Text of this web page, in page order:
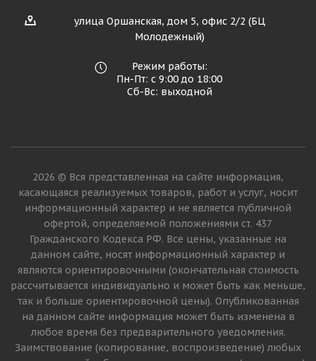
улица Оршанская, дом 5, офис 2/2 (БЦ
Молодежный)
Режим работы:
Пн-Пт: с 9:00 до 18:00
Сб-Вс: выходной
2026 © Вся представленная на сайте информация,
касающаяся реализуемых товаров, работ и услуг, носит
информационный характер и не является публичной
офертой, определяемой положениями ст. 437
Гражданского Кодекса РФ. Все цены, указанные на
данном сайте, носят информационный характер и
являются ориентировочными (окончательная стоимость
рассчитывается индивидуально и может быть как меньше,
так и больше ориентировочной цены). Опубликованная
на данном сайте информация может быть изменена в
любое время без предварительного уведомления.
Заимствование (копирование, воспроизведение) любых